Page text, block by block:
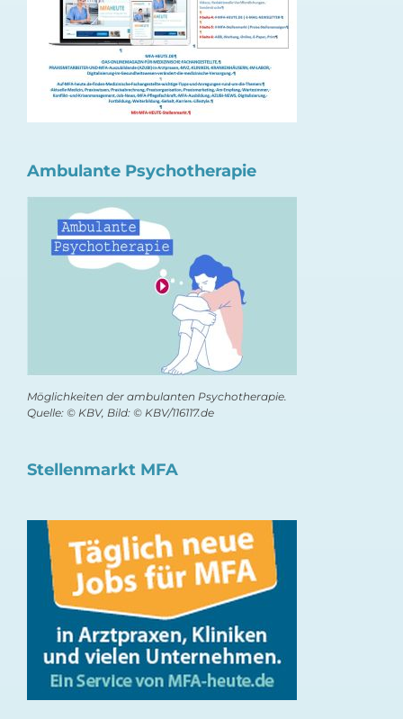
Ambulante Psychotherapie
Möglichkeiten der ambulanten Psychotherapie.
Quelle: © KBV, Bild: © KBV/116117.de
Stellenmarkt MFA